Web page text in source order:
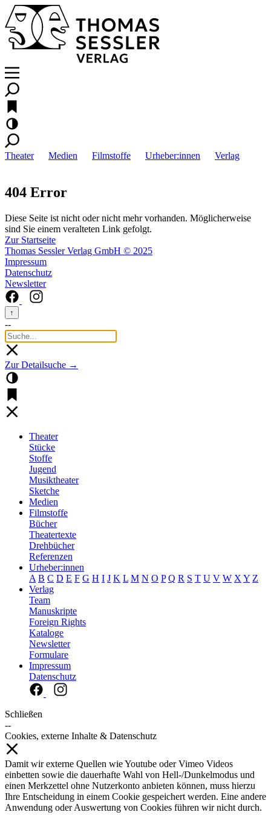
Theater Medien Filmstoffe Urheber:innen Verlag
404 Error
Diese Seite ist nicht oder nicht mehr vorhanden. Möglicherweise
sind Sie einem veralteten Link gefolgt.
Zur Startseite
Thomas Sessler Verlag GmbH © 2025
Impressum
Datenschutz
Newsletter
↑
--
Zur Detailsuche →
Theater
Stücke
Stoffe
Jugend
Musiktheater
Sketche
Medien
Filmstoffe
Bücher
Theatertexte
Drehbücher
Referenzen
Urheber:innen
A B C D E F G H I J K L M N O P Q R S T U V W X Y Z
Verlag
Team
Manuskripte
Foreign Rights
Kataloge
Newsletter
Formulare
Impressum
Datenschutz
Schließen
--
Cookies, externe Inhalte & Datenschutz
Damit wir externe Quellen wie Youtube oder Vimeo Videos
einbetten sowie die dauerhafte Wahl von Hell-/Dunkelmodus und
einen Merkzettel ohne Nutzerkonto anbieten können, muss hierzu
Ihre Entscheidung in einem Cookie gespeichert werden. Eine andere
Anwendung oder Auswertung von Cookies führen wir nicht durch.